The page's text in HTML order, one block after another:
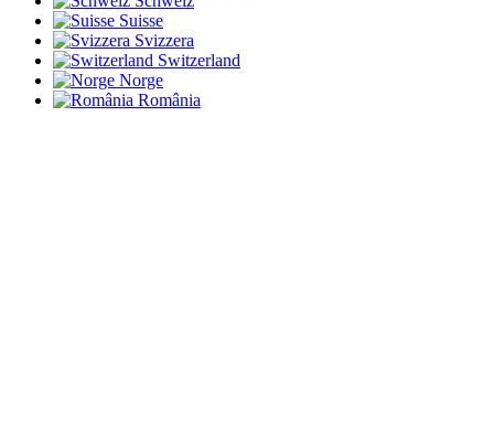
Suisse
Svizzera
Switzerland
Norge
România